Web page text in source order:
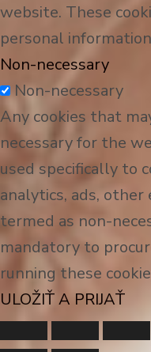
website. These
personal
Non-necessary
Non-necessary
Any cookies that
necessary for the
used specifically to
analytics, ads,
termed as non-
mandatory to
running these
ULOŽIŤ A PRIJAŤ